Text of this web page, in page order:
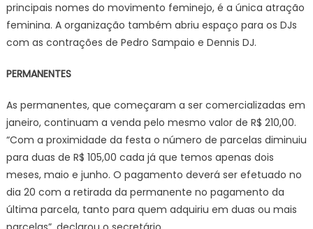
principais nomes do movimento feminejo, é a única atração
feminina. A organização também abriu espaço para os DJs
com as contrações de Pedro Sampaio e Dennis DJ.
PERMANENTES
As permanentes, que começaram a ser comercializadas em
janeiro, continuam a venda pelo mesmo valor de R$ 210,00.
“Com a proximidade da festa o número de parcelas diminuiu
para duas de R$ 105,00 cada já que temos apenas dois
meses, maio e junho. O pagamento deverá ser efetuado no
dia 20 com a retirada da permanente no pagamento da
última parcela, tanto para quem adquiriu em duas ou mais